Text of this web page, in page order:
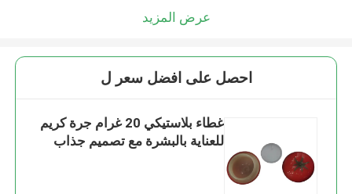
عرض المزيد
احصل على افضل سعر ل
غطاء بلاستيكي 20 غرام جرة كريم
للعناية بالبشرة مع تصميم جذاب